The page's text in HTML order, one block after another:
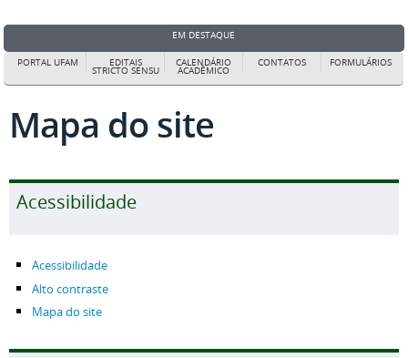
EM DESTAQUE
PORTAL UFAM EDITAIS
STRICTO SENSU
CALENDÁRIO
ACADÊMICO
CONTATOS FORMULÁRIOS
Mapa do site
Acessibilidade
Acessibilidade
Alto contraste
Mapa do site